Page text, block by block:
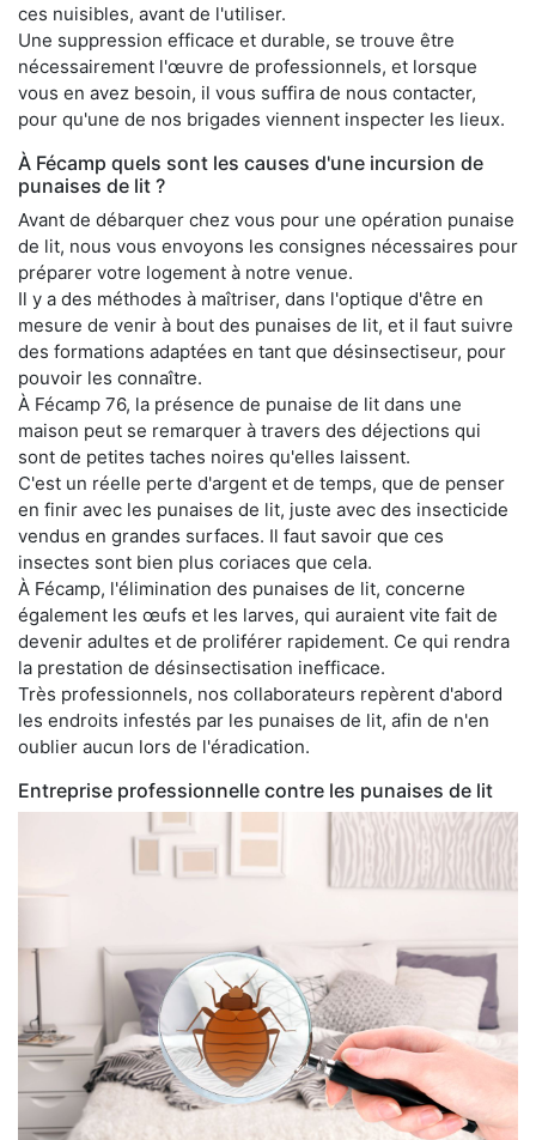
ces nuisibles, avant de l'utiliser.
Une suppression efficace et durable, se trouve être
nécessairement l'œuvre de professionnels, et lorsque
vous en avez besoin, il vous suffira de nous contacter,
pour qu'une de nos brigades viennent inspecter les lieux.
À Fécamp quels sont les causes d'une incursion de
punaises de lit ?
Avant de débarquer chez vous pour une opération punaise
de lit, nous vous envoyons les consignes nécessaires pour
préparer votre logement à notre venue.
Il y a des méthodes à maîtriser, dans l'optique d'être en
mesure de venir à bout des punaises de lit, et il faut suivre
des formations adaptées en tant que désinsectiseur, pour
pouvoir les connaître.
À Fécamp 76, la présence de punaise de lit dans une
maison peut se remarquer à travers des déjections qui
sont de petites taches noires qu'elles laissent.
C'est un réelle perte d'argent et de temps, que de penser
en finir avec les punaises de lit, juste avec des insecticide
vendus en grandes surfaces. Il faut savoir que ces
insectes sont bien plus coriaces que cela.
À Fécamp, l'élimination des punaises de lit, concerne
également les œufs et les larves, qui auraient vite fait de
devenir adultes et de proliférer rapidement. Ce qui rendra
la prestation de désinsectisation inefficace.
Très professionnels, nos collaborateurs repèrent d'abord
les endroits infestés par les punaises de lit, afin de n'en
oublier aucun lors de l'éradication.
Entreprise professionnelle contre les punaises de lit